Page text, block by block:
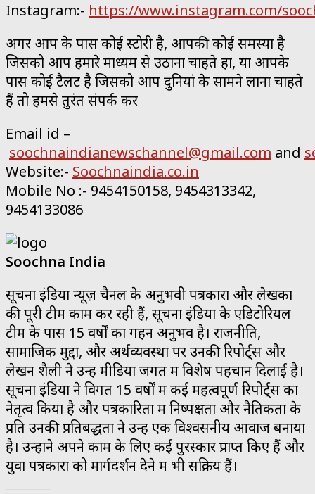
Instagram:- https://www.instagram.com/
अगर आप के पास कोई स्टोरी है, आपकी कोई समस्या है
जिसको आप हमारे माध्यम से उठाना चाहते हों, या आपके
पास कोई टैलेंट है जिसको आप दुनियां के सामने लाना चाहते
हैं तो हमसे तुरंत संपर्क करें
Email id –
soochnaindianewschannel@gmail.com and
Website:- Soochnaindia.co.in
Mobile No :- 9454150158, 9454313342,
9454133086
Soochna India
सूचना इंडिया न्यूज़ चैनल के अनुभवी पत्रकारों और लेखकों
की पूरी टीम काम कर रही हैं, सूचना इंडिया के एडिटोरियल
टीम के पास 15 वर्षों का गहन अनुभव है। राजनीति,
सामाजिक मुद्दों, और अर्थव्यवस्था पर उनकी रिपोर्ट्स और
लेखन शैली ने उन्हें मीडिया जगत में विशेष पहचान दिलाई है।
सूचना इंडिया ने विगत 15 वर्षों में कई महत्वपूर्ण रिपोर्ट्स का
नेतृत्व किया है और पत्रकारिता में निष्पक्षता और नैतिकता के
प्रति उनकी प्रतिबद्धता ने उन्हें एक विश्वसनीय आवाज बनाया
है। उन्होंने अपने काम के लिए कई पुरस्कार प्राप्त किए हैं और
युवा पत्रकारों को मार्गदर्शन देने में भी सक्रिय हैं।